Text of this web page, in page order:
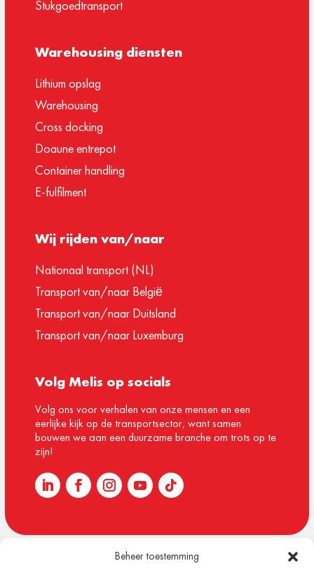
Beheer toestemming
Stukgoedtransport
Warehousing diensten
Lithium opslag
Warehousing
Cross docking
Doaune entrepot
Container handling
E-fulfilment
Wij rijden van/naar
Nationaal transport (NL)
Transport van/naar België
Transport van/naar Duitsland
Transport van/naar Luxemburg
Volg Melis op socials
Volg ons voor verhalen van onze mensen en een
eerlijke kijk op de transportsector, want samen
bouwen we aan een duurzame branche om trots op te
zijn!